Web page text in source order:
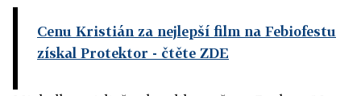
Cenu Kristián za nejlepší film na Febiofestu
získal Protektor - čtěte ZDE